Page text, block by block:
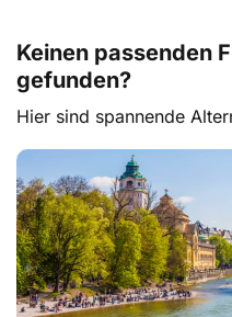
Keinen passenden
gefunden?
Hier sind spannende